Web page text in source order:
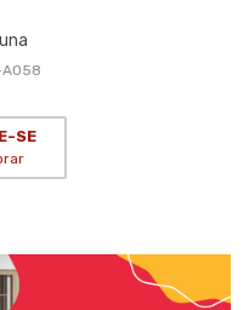
A058
SE